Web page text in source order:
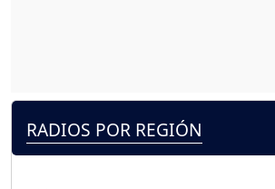
RADIOS POR REGIÓN